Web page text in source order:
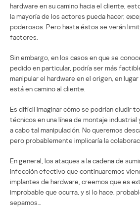
hardware en su camino hacia el cliente,
la mayoría de los actores pueda hacer,
poderosos. Pero hasta éstos se verán
factores.
Sin embargo, en los casos en que se
pedido en particular, podría ser más
manipular el hardware en el origen, en
está en camino al cliente.
Es difícil imaginar cómo se podrían eludir
técnicos en una línea de montaje industrial
a cabo tal manipulación. No queremos
pero probablemente implicaría la
En general, los ataques a la cadena de
infección efectivo que continuaremos
implantes de hardware, creemos que es
improbable que ocurra, y si lo hace,
sepamos…